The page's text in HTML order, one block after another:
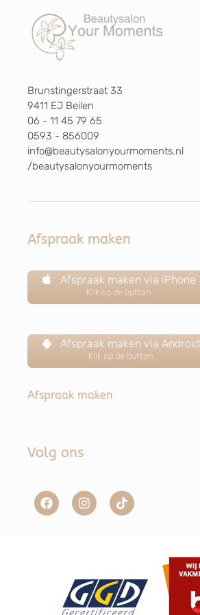
Brunstingerstraat 33
9411 EJ Beilen
06 - 11 45 79 65
0593 - 856009
info@beautysalonyourmoments.nl
/beautysalonyourmoments
Afspraak maken
Afspraak maken via iPhone
Klik op de button
Afspraak maken via Android
Klik op de button
Afspraak maken
Volg ons